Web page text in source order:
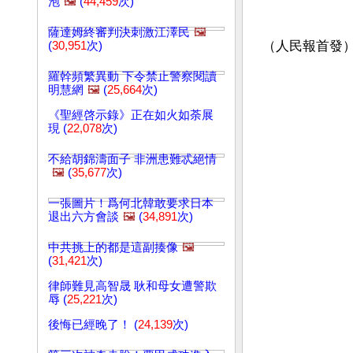
薩達姆終審判決刺激江澤民 🖼️
(30,951次)
羅幹頻繁異動 下令禁止警察閱讀
明慧網 🖼️ (25,664次)
《聖經啓示錄》正在如火如荼展
現 (22,078次)
不給胡錦濤面子 非洲患難忒絕情
🖼️ (35,677次)
一張圖片！爲何北韓敢要求日本
退出六方會談 🖼️ (34,891次)
中共挑上的都是這副揍像 🖼️
(31,421次)
律師難見高智晟 耿和母女遭警欺
辱 (25,221次)
後悔已經晚了！ (24,139次)
（人民報首發